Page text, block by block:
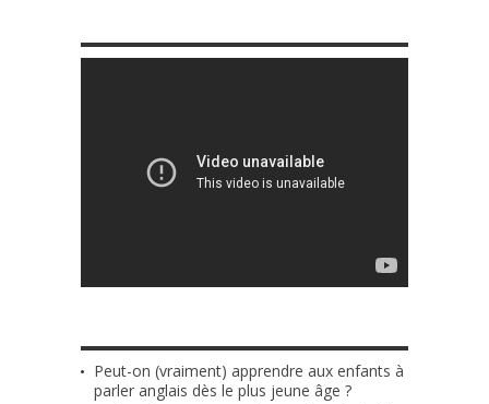
Peut-on (vraiment) apprendre aux enfants à
parler anglais dès le plus jeune âge ?